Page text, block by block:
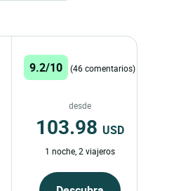
9.2/10 (46 comentarios)
desde
103.98 USD
1 noche, 2 viajeros